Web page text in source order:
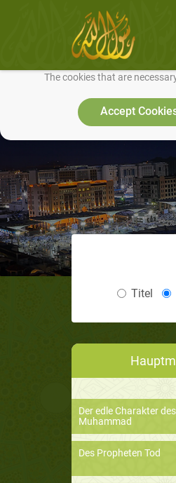
We use cookies to make our site
The cookies that are
Accept
Titel
Der edle Charakter
Muhammad
Des Propheten Tod